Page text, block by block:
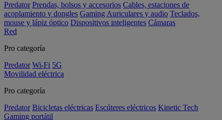
Predator Prendas, bolsos y accesorios Cables, estaciones de
acoplamiento y dongles Gaming Auriculares y audio Teclados,
mouse y lápiz óptico Dispositivos inteligentes Cámaras
Red
Pro categoría
Predator Wi-Fi 5G
Movilidad eléctrica
Pro categoría
Predator Bicicletas eléctricas Escúteres eléctricos Kinetic Tech
Gaming portátil